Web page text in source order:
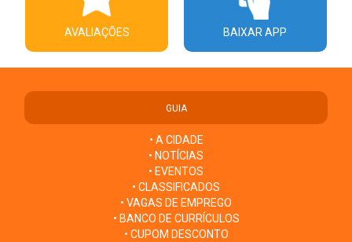
AVALIAÇÕES BAIXAR APP
GUIA
• A CIDADE
• NOTÍCIAS
• EVENTOS
• CLASSIFICADOS
• VAGAS DE EMPREGO
• BANCO DE CURRÍCULOS
• CUPOM DESCONTO